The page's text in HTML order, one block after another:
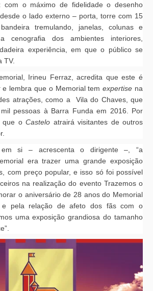
com o máximo de fidelidade o desenho
o lado externo – porta, torre com 15
tremulando, janelas, colunas e
dos ambientes interiores,
experiência, em que o público se
TV.
Irineu Ferraz, acredita que este é
e lembra que o Memorial temexpertise na
atrações, como a Vila do Chaves, que
pessoas à Barra Funda em 2016. Por
que oCastelo atrairá visitantes de outros
si – acrescenta o dirigente –, “a
era trazer uma grande exposição
com preço popular, e isso só foi possível
na realização do evento Trazemos o
o aniversário de 28 anos do Memorial
e pela relação de afeto dos fãs com o
uma exposição grandiosa do tamanho